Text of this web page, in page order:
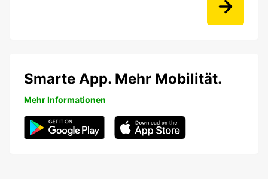
Smarte App. Mehr Mobilität.
Mehr Informationen